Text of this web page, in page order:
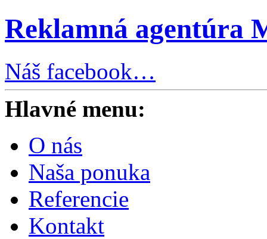
Reklamná agentúra
Náš facebook…
Hlavné menu:
O nás
Naša ponuka
Referencie
Kontakt